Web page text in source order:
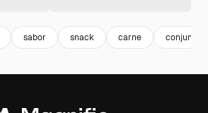
sabor snack carne conjunto